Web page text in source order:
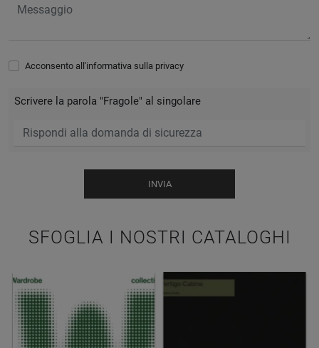
SFOGLIA I NOSTRI CATALOGHI
Acconsento all'informativa sulla privacy
Scrivere la parola "Fragole" al singolare
INVIA